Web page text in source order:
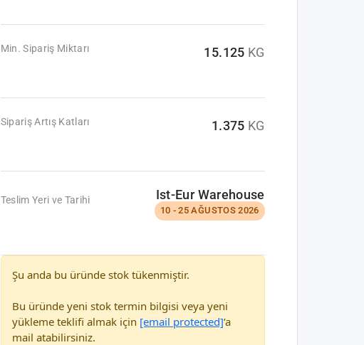
Min. Sipariş Miktarı 15.125 KG
Sipariş Artış Katları 1.375 KG
Teslim Yeri ve Tarihi Ist-Eur Warehouse
10 - 25 AĞUSTOS 2026
Şu anda bu üründe stok tükenmiştir.
Bu üründe yeni stok termin bilgisi veya yeni
yükleme teklifi almak için [email protected]’a
mail atabilirsiniz.